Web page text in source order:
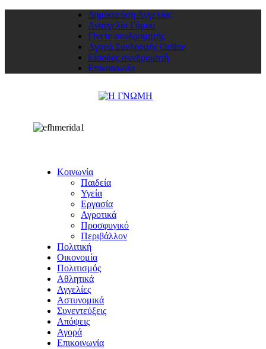
Δημοσιεύση Αγγελίας
Αναγγελία Γάμου
Γίνετε συνδρομητής
Αγορά Συνδρομής Online
Είσοδος συνδρομητή
Επικοινωνία
Κοινωνία
Παιδεία
Υγεία
Εργασία
Αγροτικά
Προσφυγικό
Περιβάλλον
Πολιτική
Οικονομία
Πολιτισμός
Αθλητικά
Αγγελίες
Αστυνομικά
Συνεντεύξεις
Απόψεις
Αγορά
Επικοινωνία